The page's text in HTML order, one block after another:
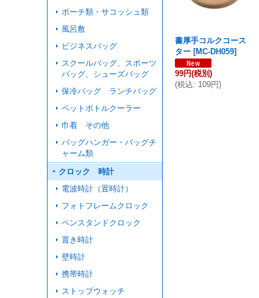
ポーチ類・サコッシュ類
風呂敷
ビジネスバッグ
スクールバッグ、スポーツ
バッグ、シューズバッグ
保冷バッグ ランチバッグ
ペットボトルクーラー
巾着 その他
バッグハンガー・バッグチ
ャーム類
クロック 時計
電波時計（置時計）
フォトフレームクロック
ペンスタンドクロック
置き時計
壁時計
携帯時計
ストップウォッチ
書厚手コルクコース
ター [MC-DH059]
99円(税別)
(税込: 109円)